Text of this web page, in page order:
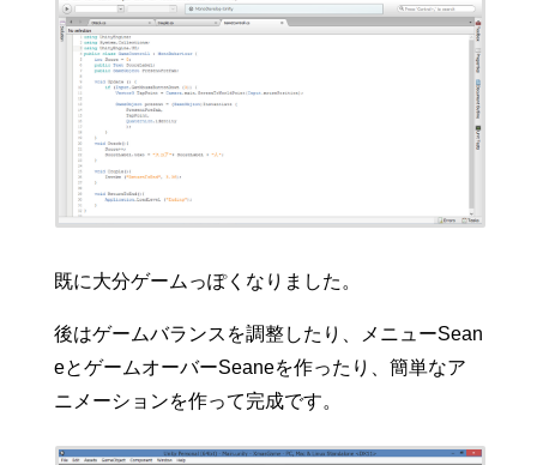
既に大分ゲームっぽくなりました。
後はゲームバランスを調整したり、メニューSean
eとゲームオーバーSeaneを作ったり、簡単なア
ニメーションを作って完成です。